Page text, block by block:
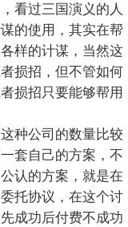
看过三国演义的人
的使用，其实在帮
样的计谋，当然这
损招，但不管如何
损招只要能够帮用
种公司的数量比较
套自己的方案，不
认的方案，就是在
托协议，在这个讨
成功后付费不成功